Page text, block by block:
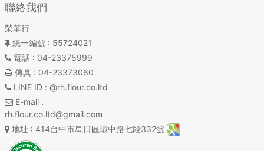
聯絡我們
榮華行
統一編號 : 55724021
電話: 04-23375999
傳真: 04-23373060
LINE ID : @rh.flour.co.ltd
E-mail:
rh.flour.co.ltd@gmail.com
地址 : 414台中市烏日區環中路七段332號